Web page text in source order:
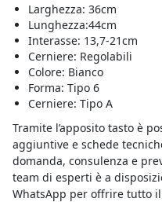
Larghezza: 36cm
Lunghezza:44cm
Interasse: 13,7-21cm
Cerniere: Regolabili
Colore: Bianco
Forma: Tipo 6
Cerniere: Tipo A
Tramite l’apposito tasto è
aggiuntive e schede
domanda, consulenza e
team di esperti è a
WhatsApp per offrire tutto